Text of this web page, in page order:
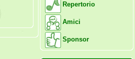
Repertorio
Amici
Sponsor